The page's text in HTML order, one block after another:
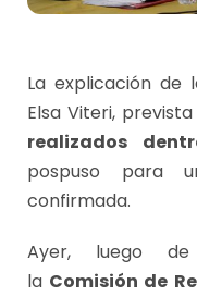
La explicación de
Elsa Viteri,
realizados
pospuso para
confirmada.
Ayer, luego
la Comisión de